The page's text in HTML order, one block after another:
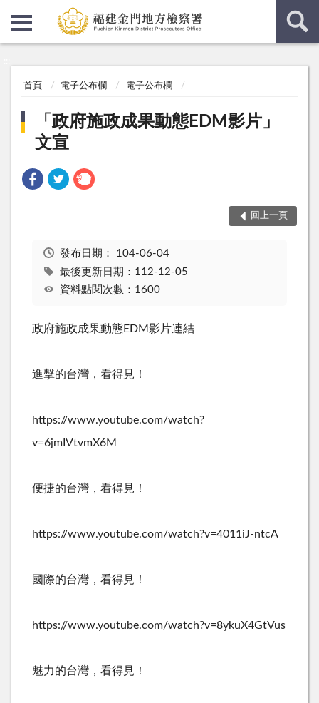
首頁 電子公布欄 電子公布欄
「政府施政成果動態EDM影片」
文宣
回上一頁
發布日期： 104-06-04
最後更新日期：112-12-05
資料點閱次數：1600
政府施政成果動態EDM影片連結
進擊的台灣，看得見！
https://www.youtube.com/watch?
v=6jmIVtvmX6M
便捷的台灣，看得見！
https://www.youtube.com/watch?v=4011iJ-ntcA
國際的台灣，看得見！
https://www.youtube.com/watch?v=8ykuX4GtVus
魅力的台灣，看得見！